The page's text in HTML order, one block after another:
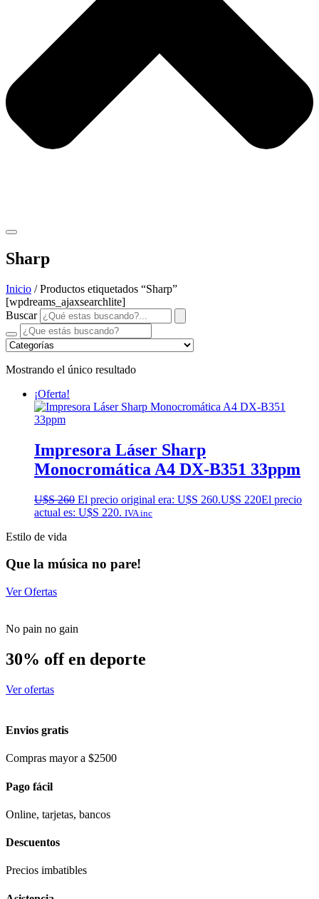
Sharp
Inicio / Productos etiquetados “Sharp”
[wpdreams_ajaxsearchlite]
Buscar
Mostrando el único resultado
¡Oferta!
Impresora Láser Sharp
Monocromática A4 DX-B351 33ppm
U$S260 El precio original era: U$S 260.U$S 220El precio
actual es: U$S 220. IVA inc
Estilo de vida
Que la música no pare!
Ver Ofertas
No pain no gain
30% off en deporte
Ver ofertas
Envios gratis
Compras mayor a $2500
Pago fácil
Online, tarjetas, bancos
Descuentos
Precios imbatibles